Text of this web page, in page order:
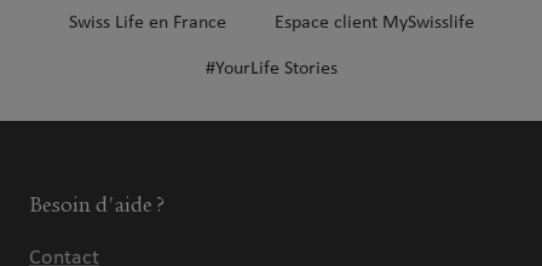
Swiss Life en France Espace client MySwisslife
#YourLife Stories
Besoin d'aide ?
Contact